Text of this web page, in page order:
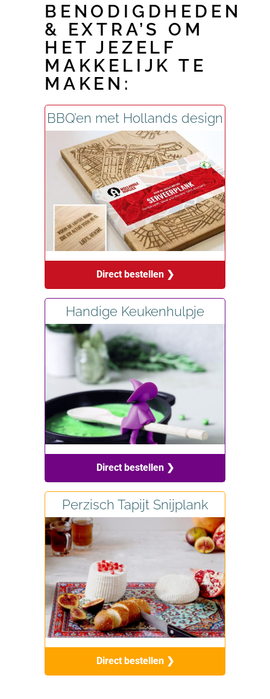
BENODIGDHEDEN
& EXTRA’S OM
HET JEZELF
MAKKELIJK TE
MAKEN:
BBQ’en met Hollands design
Direct bestellen ❯
Handige Keukenhulpje
Direct bestellen ❯
Perzisch Tapijt Snijplank
Direct bestellen ❯